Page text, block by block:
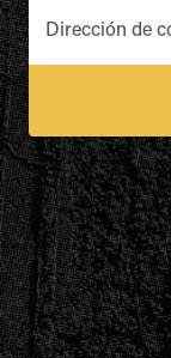
Dirección de